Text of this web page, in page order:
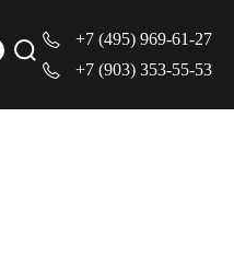
+7 (495) 969-61-27
+7 (903) 353-55-53